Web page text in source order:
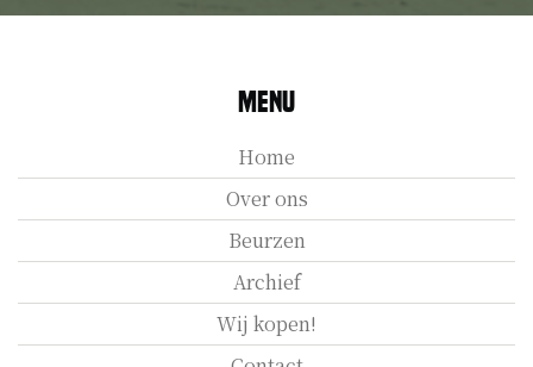
Menu
Home
Over ons
Beurzen
Archief
Wij kopen!